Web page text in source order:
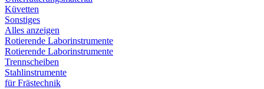
Küvetten
Sonstiges
Alles anzeigen
Rotierende Laborinstrumente
Rotierende Laborinstrumente
Trennscheiben
Stahlinstrumente
für Frästechnik